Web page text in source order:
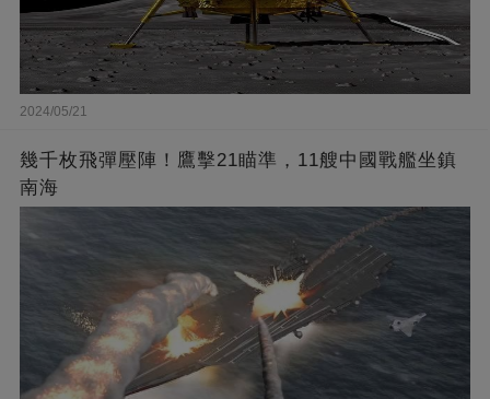
2024/05/21
幾千枚飛彈壓陣！鷹擊21瞄準，11艘中國戰艦坐鎮
南海